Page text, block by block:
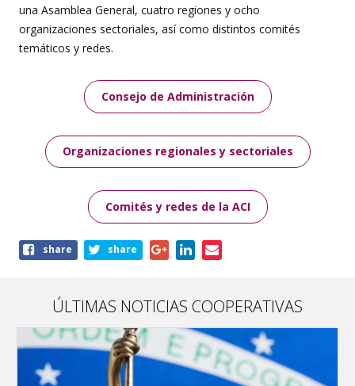
una Asamblea General, cuatro regiones y ocho
organizaciones sectoriales, así como distintos comités
temáticos y redes.
Consejo de Administración
Organizaciones regionales y sectoriales
Comités y redes de la ACI
Shareshare share
ÚLTIMAS NOTICIAS COOPERATIVAS